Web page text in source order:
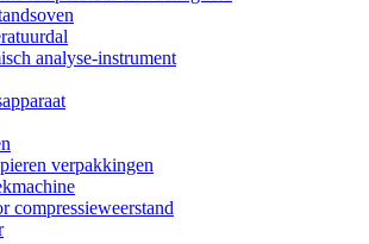
analyse-instrument
verpakkingen
compressieweerstand